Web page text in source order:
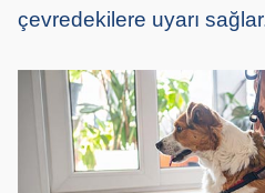
çevredekilere uyarı